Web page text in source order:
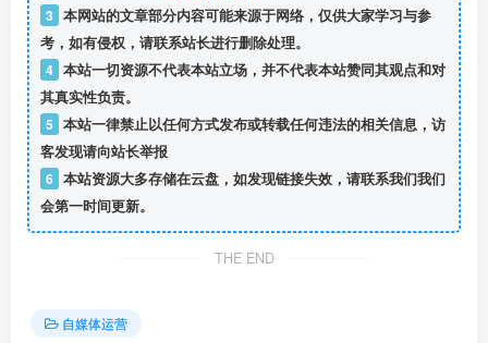
3 本网站的文章部分内容可能来源于网络，仅供大家学习与参
考，如有侵权，请联系站长进行删除处理。
4 本站一切资源不代表本站立场，并不代表本站赞同其观点和对
其真实性负责。
5 本站一律禁止以任何方式发布或转载任何违法的相关信息，访
客发现请向站长举报
6 本站资源大多存储在云盘，如发现链接失效，请联系我们我们
会第一时间更新。
THE END
自媒体运营